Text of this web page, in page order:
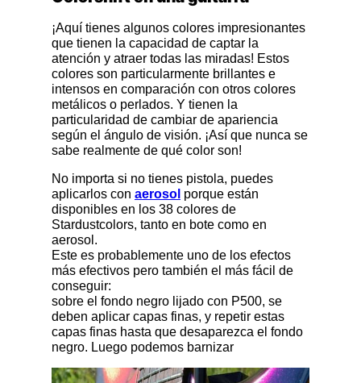
¡Aquí tienes algunos colores impresionantes
que tienen la capacidad de captar la
atención y atraer todas las miradas! Estos
colores son particularmente brillantes e
intensos en comparación con otros colores
metálicos o perlados. Y tienen la
particularidad de cambiar de apariencia
según el ángulo de visión. ¡Así que nunca se
sabe realmente de qué color son!
No importa si no tienes pistola, puedes
aplicarlos con aerosol porque están
disponibles en los 38 colores de
Stardustcolors, tanto en bote como en
aerosol.
Este es probablemente uno de los efectos
más efectivos pero también el más fácil de
conseguir:
sobre el fondo negro lijado con P500, se
deben aplicar capas finas, y repetir estas
capas finas hasta que desaparezca el fondo
negro. Luego podemos barnizar